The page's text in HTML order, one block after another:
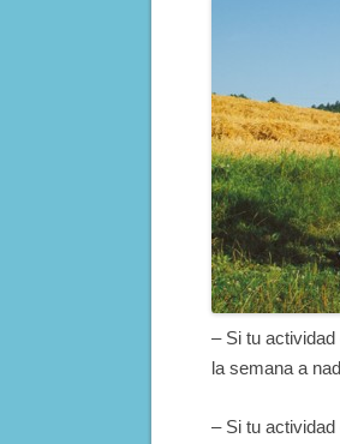
– Si tu
la semana a
– Si tu